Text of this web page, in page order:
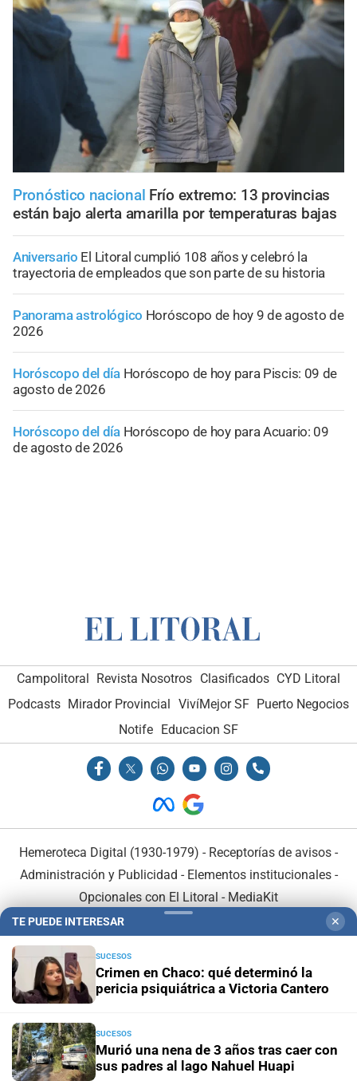
Pronóstico nacional Frío extremo: 13 provincias
están bajo alerta amarilla por temperaturas bajas
Aniversario El Litoral cumplió 108 años y celebró la
trayectoria de empleados que son parte de su historia
Panorama astrológico Horóscopo de hoy 9 de agosto de
2026
Horóscopo del día Horóscopo de hoy para Piscis: 09 de
agosto de 2026
Horóscopo del día Horóscopo de hoy para Acuario: 09
de agosto de 2026
Campolitoral Revista Nosotros Clasificados CYD Litoral
Podcasts Mirador Provincial VivíMejor SF Puerto Negocios
Notife
Educacion SF
Hemeroteca Digital (1930-1979) - Receptorías de avisos -
Administración y Publicidad - Elementos institucionales-
Opcionales con El Litoral - MediaKit
En Asociación con:
TE PUEDE INTERESAR ✕
SUCESOS
Crimen en Chaco: qué determinó la
pericia psiquiátrica a Victoria Cantero
SUCESOS
Murió una nena de 3 años tras caer con
sus padres al lago Nahuel Huapi